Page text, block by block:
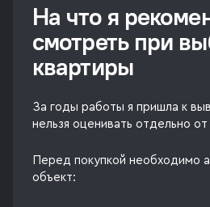
На что я
смотреть при
квартиры
За годы работы я пришла к
нельзя оценивать отдельно
Перед покупкой необходимо
объект: